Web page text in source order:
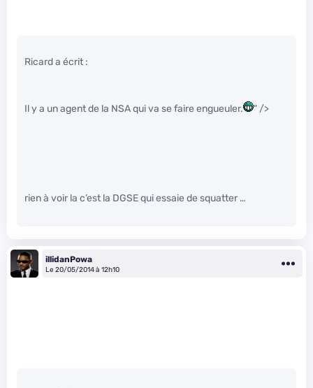
Ricard a écrit :
Il y a un agent de la NSA qui va se faire engueuler. " />
rien à voir la c’est la DGSE qui essaie de squatter …
illidanPowa
Le 20/05/2014 à 12h10